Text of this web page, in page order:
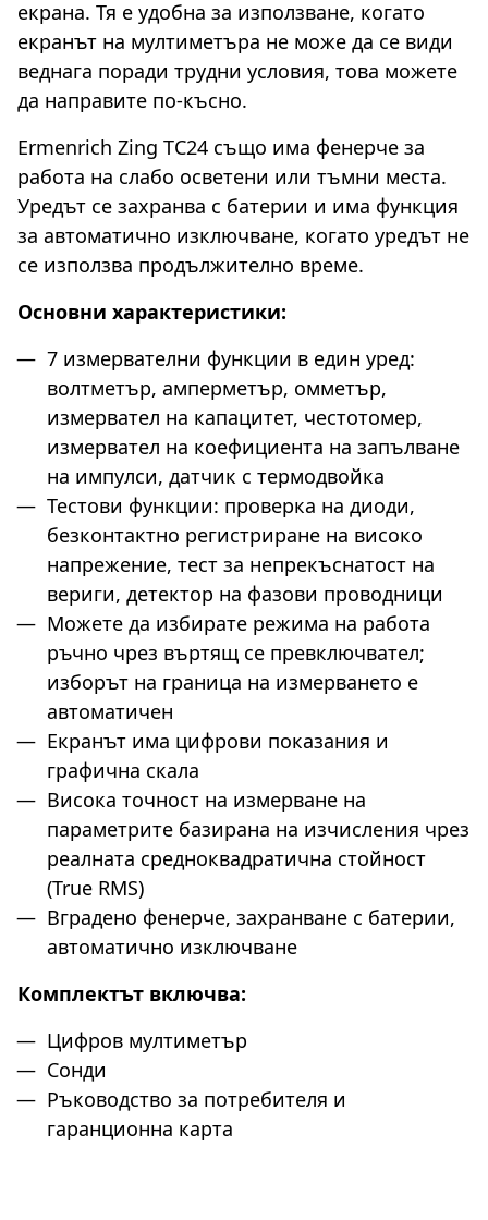
екрана. Тя е удобна за използване, когато
екранът на мултиметъра не може да се види
веднага поради трудни условия, това можете
да направите по-късно.
Ermenrich Zing TC24 също има фенерче за
работа на слабо осветени или тъмни места.
Уредът се захранва с батерии и има функция
за автоматично изключване, когато уредът не
се използва продължително време.
Основни характеристики:
7 измервателни функции в един уред:
волтметър, амперметър, омметър,
измервател на капацитет, честотомер,
измервател на коефициента на запълване
на импулси, датчик с термодвойка
Тестови функции: проверка на диоди,
безконтактно регистриране на високо
напрежение, тест за непрекъснатост на
вериги, детектор на фазови проводници
Можете да избирате режима на работа
ръчно чрез въртящ се превключвател;
изборът на граница на измерването е
автоматичен
Екранът има цифрови показания и
графична скала
Висока точност на измерване на
параметрите базирана на изчисления чрез
реалната средноквадратична стойност
(True RMS)
Вградено фенерче, захранване с батерии,
автоматично изключване
Комплектът включва:
Цифров мултиметър
Сонди
Ръководство за потребителя и
гаранционна карта